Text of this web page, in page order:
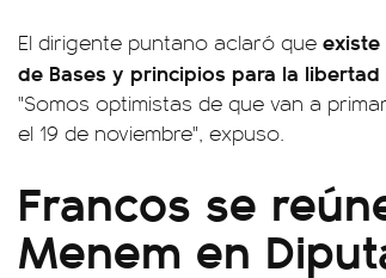
El dirigente puntano aclaró que
de Bases y principios para la libertad
"Somos optimistas de que van a
el 19 de noviembre", expuso.
Francos se
Menem en